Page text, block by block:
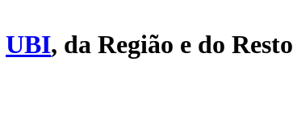
UBI, da Região e do Resto